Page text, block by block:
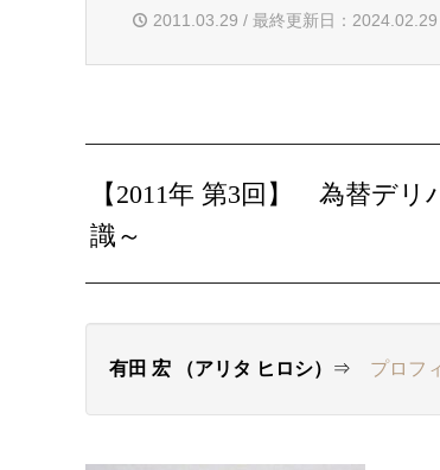
2011.03.29 / 最終更新日：2024.02.29
【2011年 第3回】為替デリ
識～
有田 宏 （アリタ ヒロシ） ⇒ プロフ